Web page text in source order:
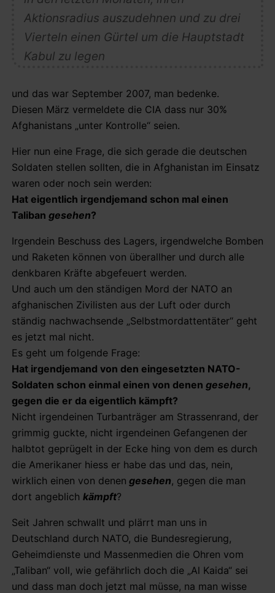
Aktionsradius auszudehnen und zu drei
Vierteln einen Gürtel um die Hauptstadt
Kabul zu legen
und das war September 2007, man bedenke.
Diesen März vermeldete die CIA dass nur 30%
Afghanistans „unter Kontrolle“ seien.
Hier nun eine Frage, die sich gerade die deutschen
Soldaten stellen sollten, die in Afghanistan im Einsatz
waren oder noch sein werden:
Hat eigentlich irgendjemand schon mal einen
Taliban gesehen?
Irgendein Beschuss des Lagers, irgendwelche Bomben
und Raketen können von überallher und durch alle
denkbaren Kräfte abgefeuert werden.
Und auch um den ständigen Mord der NATO an
afghanischen Zivilisten aus der Luft oder durch
ständig nachwachsende „Selbstmordattentäter“ geht
es jetzt mal nicht.
Es geht um folgende Frage:
Hat irgendjemand von den eingesetzten NATO-
Soldaten schon einmal einen von denen gesehen,
gegen die er da eigentlich kämpft?
Nicht irgendeinen Turbanträger am Strassenrand, der
grimmig guckte, nicht irgendeinen Gefangenen der
halbtot geprügelt in der Ecke hing von dem es durch
die Amerikaner hiess er habe das und das, nein,
wirklich einen von denen gesehen, gegen die man
dort angeblich kämpft?
Seit Jahren schwallt und plärrt man uns in
Deutschland durch NATO, die Bundesregierung,
Geheimdienste und Massenmedien die Ohren vom
„Taliban“ voll, wie gefährlich doch die „Al Kaida“ sei
und dass man doch jetzt mal müsse, na man wisse